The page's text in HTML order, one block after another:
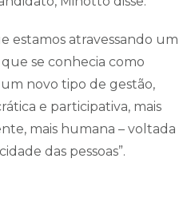
estamos atravessando um
se conhecia como
novo tipo de gestão,
e participativa, mais
mais humana – voltada
das pessoas”.